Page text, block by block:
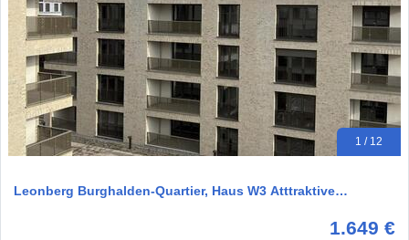
1 / 12
Leonberg Burghalden-Quartier, Haus W3 Atttraktive…
1.649 €